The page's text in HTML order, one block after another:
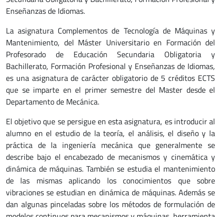
Enseñanzas de Idiomas.
La asignatura Complementos de Tecnología de Máquinas y
Mantenimiento, del Máster Universitario en Formación del
Profesorado de Educación Secundaria Obligatoria y
Bachillerato, Formación Profesional y Enseñanzas de Idiomas,
es una asignatura de carácter obligatorio de 5 créditos ECTS
que se imparte en el primer semestre del Master desde el
Departamento de Mecánica.
El objetivo que se persigue en esta asignatura, es introducir al
alumno en el estudio de la teoría, el análisis, el diseño y la
práctica de la ingeniería mecánica que generalmente se
describe bajo el encabezado de mecanismos y cinemática y
dinámica de máquinas. También se estudia el mantenimiento
de las mismas aplicando los conocimientos que sobre
vibraciones se estudian en dinámica de máquinas. Además se
dan algunas pinceladas sobre los métodos de formulación de